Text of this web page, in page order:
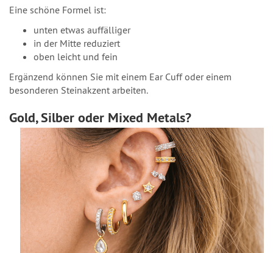
Eine schöne Formel ist:
unten etwas auffälliger
in der Mitte reduziert
oben leicht und fein
Ergänzend können Sie mit einem Ear Cuff oder einem
besonderen Steinakzent arbeiten.
Gold, Silber oder Mixed Metals?